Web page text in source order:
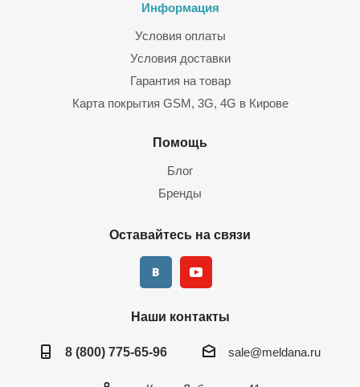
Информация
Условия оплаты
Условия доставки
Гарантия на товар
Карта покрытия GSM, 3G, 4G в Кирове
Помощь
Блог
Бренды
Оставайтесь на связи
Наши контакты
8 (800) 775-65-96 sale@meldana.ru